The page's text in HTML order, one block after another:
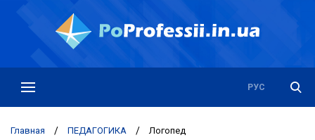
РУС
УКР
Главная / ПЕДАГОГИКА / Логопед